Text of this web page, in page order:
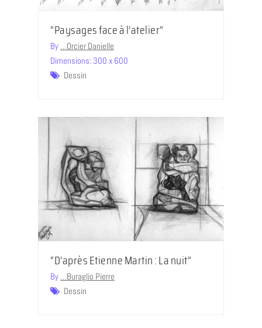
“Paysages face à l’atelier”
By …Orcier Danielle
Dimensions: 300 x 600
Dessin
“D’après Etienne Martin : La nuit”
By …Buraglio Pierre
Dessin